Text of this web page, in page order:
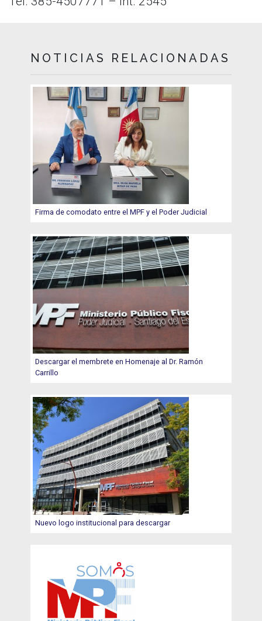
NOTICIAS RELACIONADAS
Firma de comodato entre el MPF y el Poder Judicial
Descargar el membrete en Homenaje al Dr. Ramón
Carrillo
Nuevo logo institucional para descargar